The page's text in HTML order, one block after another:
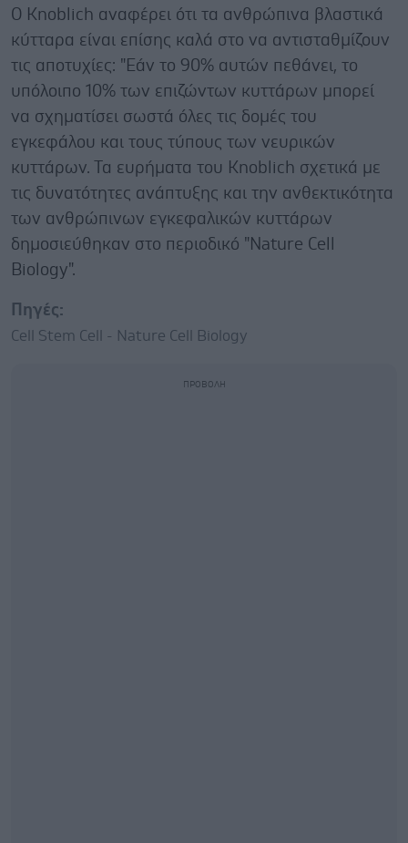
Ο Knoblich αναφέρει ότι τα ανθρώπινα βλαστικά
κύτταρα είναι επίσης καλά στο να αντισταθμίζουν
τις αποτυχίες: "Εάν το 90% αυτών πεθάνει, το
υπόλοιπο 10% των επιζώντων κυττάρων μπορεί
να σχηματίσει σωστά όλες τις δομές του
εγκεφάλου και τους τύπους των νευρικών
κυττάρων. Τα ευρήματα του Knoblich σχετικά με
τις δυνατότητες ανάπτυξης και την ανθεκτικότητα
των ανθρώπινων εγκεφαλικών κυττάρων
δημοσιεύθηκαν στο περιοδικό "Nature Cell
Biology".
Πηγές:
Cell Stem Cell - Nature Cell Biology